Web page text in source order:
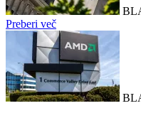
Preberi več